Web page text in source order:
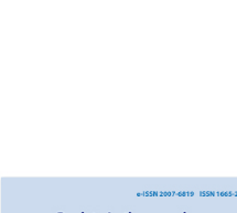
Imagen de portada